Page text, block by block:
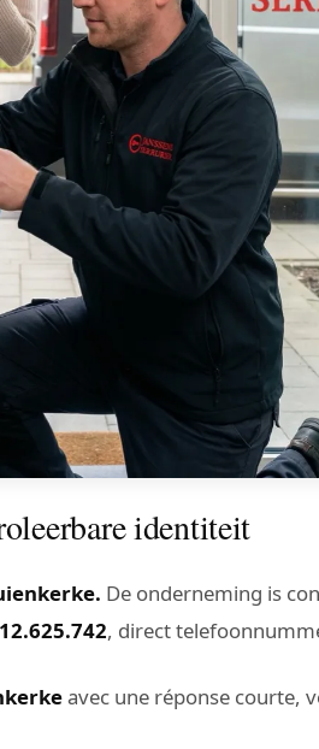
identiteit
De onderneming is
, direct
avec une réponse courte,